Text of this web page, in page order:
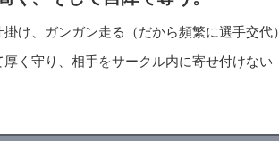
け、ガンガン走る（だから頻繁に選手交代）
く守り、相手をサークル内に寄せ付けない